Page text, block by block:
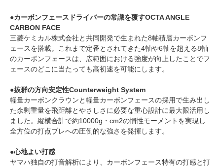
●カーボンフェースドライバーの常識を覆すOCTA ANGLE
CARBON FACE
三菱ケミカル株式会社と共同開発で生まれた8軸積層カーボンフ
ェースを搭載。これまで定番とされてきた4軸や6軸を超える8軸
のカーボンフェースは、広範囲における強度が向上したことでフ
ェースのどこに当たっても高初速を可能にします。
●抜群の方向安定性Counterweight System
軽量カーボンクラウンと軽量カーボンフェースの採用で生み出し
た余剰重量を飛距離とやさしさに必要な重心設計に最大限活用し
ました。縦横合計で約10000g・cm2の慣性モーメントを実現し
全方位の打点ブレへの圧倒的な強さを発揮します。
●心地よい打感
ヤマハ独自の打音解析により、カーボンフェース特有の打感と打